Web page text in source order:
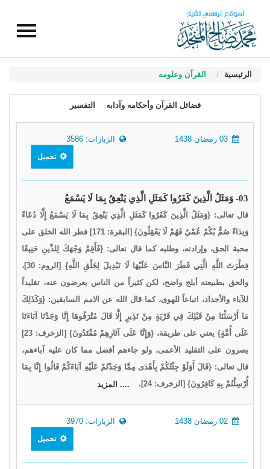
الرئيسية القرآن وعلومه
فضائل القرآن وأحكامه وآدابه التفسير
الزيارات: 3586
تحميل
03- وَمَثَلُ الَّذِينَ كَفَرُوا كَمَثَلِ الَّذِي يَنْعِقُ بِمَا لَا يَسْمَعُ
قال تعالى: {وَمَثَلُ الَّذِينَ كَفَرُوا كَمَثَلِ الَّذِي يَنْعِقُ بِمَا لَا يَسْمَعُ إِلَّا دُعَاءً
وَنِدَاءً صُمٌّ بُكْمٌ عُمْيٌ فَهُمْ لَا يَعْقِلُونَ} [البقرة: 171] فطر الله الخلق على
محبة الحق، وإرادته، وطلبه كما قال تعالى: {فَأَقِمْ وَجْهَكَ لِلدِّينِ حَنِيفًا
فِطْرَتَ اللَّهِ الَّتِي فَطَرَ النَّاسَ عَلَيْهَا لَا تَبْدِيلَ لِخَلْقِ اللَّهِ} [الروم: 30]،
والحق بطبيعته أبلج واضح، لكن كثيراً من الناس يعرضون عنه، تقليداً
للآباء والأجداد، اتباعاً للهوى، كما قال الله عن الامم السابقين: {وَكَذَلِكَ
مَا أَرْسَلْنَا مِنْ قَبْلِكَ فِي قَرْيَةٍ مِنْ نَذِيرٍ إِلَّا قَالَ مُتْرَفُوهَا إِنَّا وَجَدْنَا آبَاءَنَا
عَلَى أُمَّةٍ} يعني على طريقة، {وَإِنَّا عَلَى آثَارِهِمْ مُقْتَدُونَ} [الزخرف: 23]
يصرون على التقليد الأعمى، ولو جاءهم أفضل مما كان عليه آباءهم،
قال تعالى: {قَالَ أَوَلَوْ جِئْتُكُمْ بِأَهْدَى مِمَّا وَجَدْتُمْ عَلَيْهِ آبَاءَكُمْ قَالُوا إِنَّا بِمَا
أُرْسِلْتُمْ بِهِ كَافِرُونَ} [الزخرف: 24].
.... المزيد
الزيارات: 3970
تحميل